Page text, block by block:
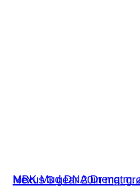
MBK Mud DNA Dreng m. affjedr. forgaffel Nexus 3